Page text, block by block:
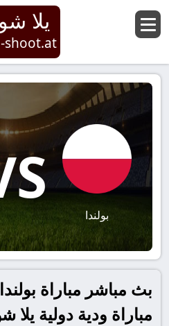
يلا
shoot.at
بولندا
بث مباشر مباراة
مباراة ودية دولية